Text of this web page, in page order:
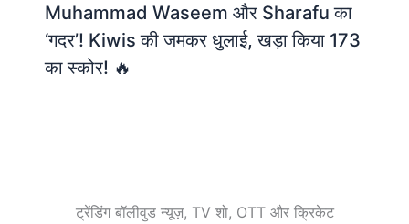
Muhammad Waseem और Sharafu का
‘गदर’! Kiwis की जमकर धुलाई, खड़ा किया 173
का स्कोर! 🔥
ट्रेंडिंग बॉलीवुड न्यूज़, TV शो, OTT और क्रिकेट